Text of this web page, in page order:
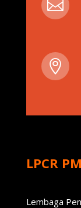


LPCR PM
Lembaga